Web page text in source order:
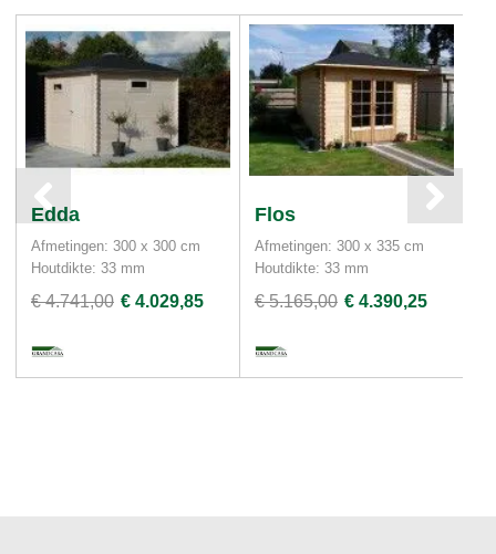
Edda
Afmetingen: 300 x 300 cm
Houtdikte: 33 mm
€ 4.741,00 € 4.029,85
Flos
Afmetingen: 300 x 335 cm
Houtdikte: 33 mm
€ 5.165,00 € 4.390,25